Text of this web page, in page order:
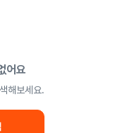
어요
해보세요.